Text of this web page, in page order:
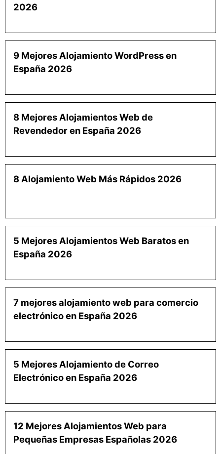
2026
9 Mejores Alojamiento WordPress en
España 2026
8 Mejores Alojamientos Web de
Revendedor en España 2026
8 Alojamiento Web Más Rápidos 2026
5 Mejores Alojamientos Web Baratos en
España 2026
7 mejores alojamiento web para comercio
electrónico en España 2026
5 Mejores Alojamiento de Correo
Electrónico en España 2026
12 Mejores Alojamientos Web para
Pequeñas Empresas Españolas 2026